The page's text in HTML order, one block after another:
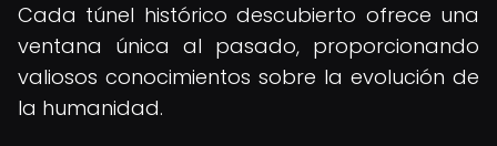
Cada túnel histórico descubierto ofrece una
ventana única al pasado, proporcionando
valiosos conocimientos sobre la evolución de
la humanidad.